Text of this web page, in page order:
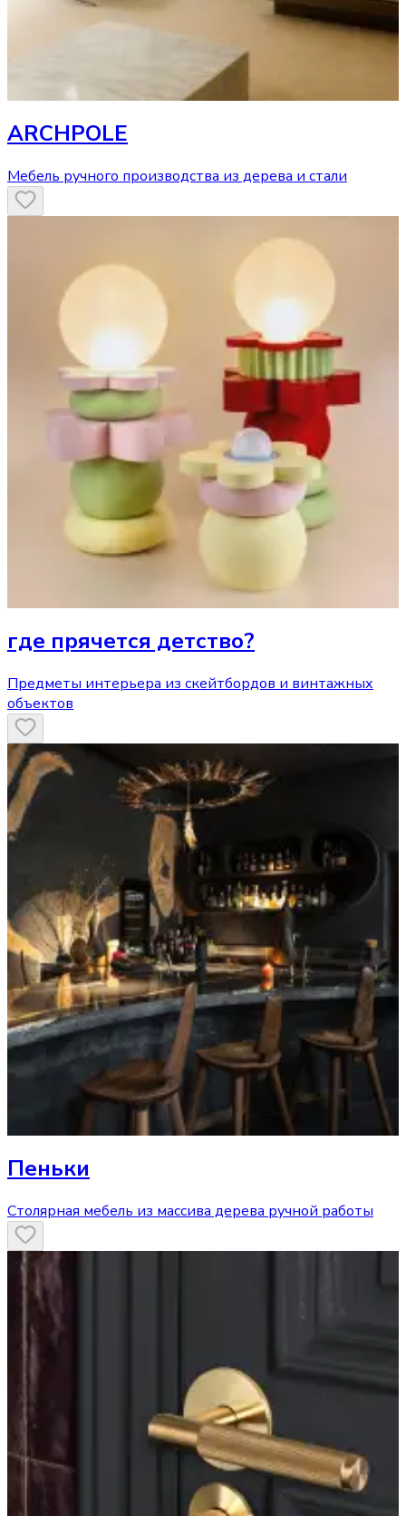
ARCHPOLE
Мебель ручного производства из дерева и стали
где прячется детство?
Предметы интерьера из скейтбордов и винтажных
объектов
Пеньки
Столярная мебель из массива дерева ручной работы